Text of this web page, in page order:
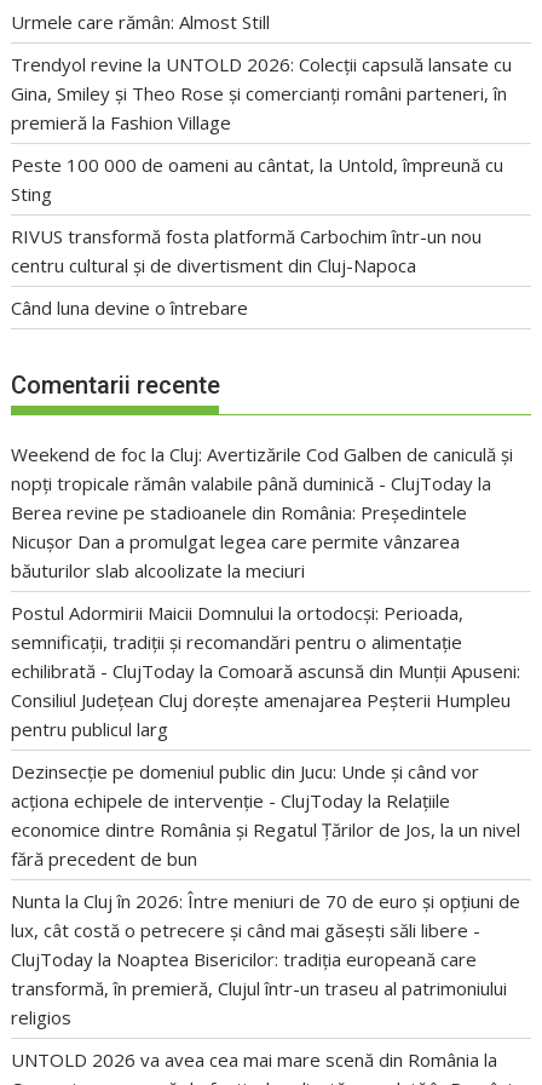
Urmele care rămân: Almost Still
Trendyol revine la UNTOLD 2026: Colecții capsulă lansate cu
Gina, Smiley și Theo Rose și comercianți români parteneri, în
premieră la Fashion Village
Peste 100 000 de oameni au cântat, la Untold, împreună cu
Sting
RIVUS transformă fosta platformă Carbochim într-un nou
centru cultural și de divertisment din Cluj-Napoca
Când luna devine o întrebare
Comentarii recente
Weekend de foc la Cluj: Avertizările Cod Galben de caniculă și
nopți tropicale rămân valabile până duminică - ClujToday la
Berea revine pe stadioanele din România: Președintele
Nicușor Dan a promulgat legea care permite vânzarea
băuturilor slab alcoolizate la meciuri
Postul Adormirii Maicii Domnului la ortodocși: Perioada,
semnificații, tradiții și recomandări pentru o alimentație
echilibrată - ClujToday laComoară ascunsă din Munții Apuseni:
Consiliul Județean Cluj dorește amenajarea Peșterii Humpleu
pentru publicul larg
Dezinsecție pe domeniul public din Jucu: Unde și când vor
acționa echipele de intervenție - ClujToday la Relațiile
economice dintre România și Regatul Țărilor de Jos, la un nivel
fără precedent de bun
Nunta la Cluj în 2026: Între meniuri de 70 de euro și opțiuni de
lux, cât costă o petrecere și când mai găsești săli libere -
ClujToday la Noaptea Bisericilor: tradiția europeană care
transformă, în premieră, Clujul într-un traseu al patrimoniului
religios
UNTOLD 2026 va avea cea mai mare scenă din România la